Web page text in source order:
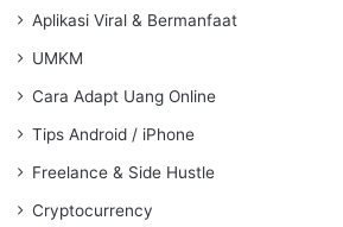
Aplikasi Viral & Bermanfaat
UMKM
Cara Adapt Uang Online
Tips Android / iPhone
Freelance & Side Hustle
Cryptocurrency